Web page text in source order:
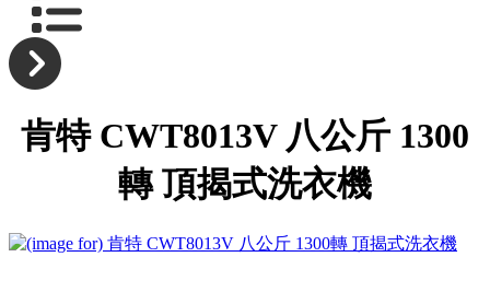
肯特 CWT8013V 八公斤 1300
轉 頂揭式洗衣機